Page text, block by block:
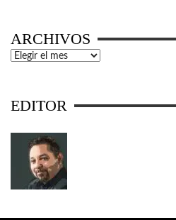
ARCHIVOS
Archivos
EDITOR